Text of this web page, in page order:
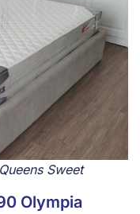
Sweet
Olympia